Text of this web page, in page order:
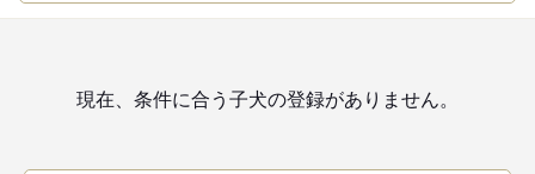
現在、条件に合う子犬の登録がありません。